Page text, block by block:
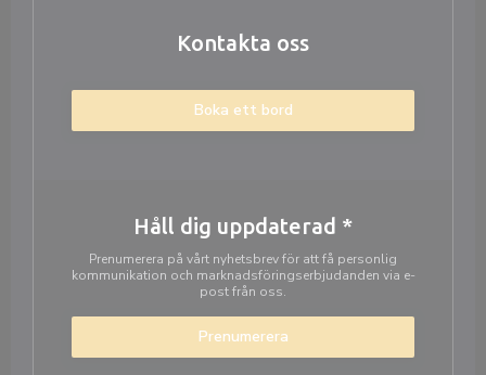
Kontakta oss
Boka ett bord
Håll dig uppdaterad *
Prenumerera på vårt nyhetsbrev för att få personlig
kommunikation och marknadsföringserbjudanden via e-
post från oss.
Prenumerera